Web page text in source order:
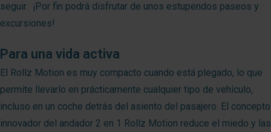
seguir. ¡Por fin podrá disfrutar de unos estupendos paseos y
excursiones!
Para una vida activa
El Rollz Motion es muy compacto cuando está plegado, lo que
permite llevarlo en prácticamente cualquier tipo de vehículo,
incluso en un coche detrás del asiento del pasajero. El concepto
innovador del andador 2 en 1 Rollz Motion reduce el miedo y las